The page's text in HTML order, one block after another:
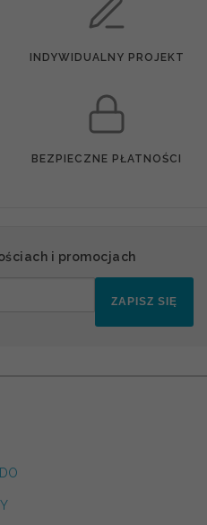
INDYWIDUALNY PROJEKT
BEZPIECZNE PŁATNOŚCI
i promocjach
ZAPISZ SIĘ